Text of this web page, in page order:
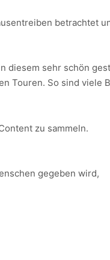
betrachtet
diesem sehr schön
Touren. So sind viele
zu sammeln.
gegeben wird,